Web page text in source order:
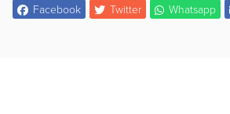
Facebook Twitter Whatsapp